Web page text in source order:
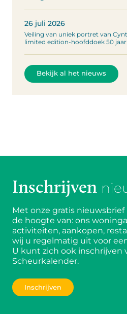
26 juli 2026
Veiling van uniek portret van
limited edition-hoofddoek 50
Bekijk al het nieuws
Inschrijven
Met onze gratis
de hoogte van: ons
activiteiten, aankopen,
wij u regelmatig uit voor
U kunt zich ook inschrijven
Scheurkalender.
Inschrijven